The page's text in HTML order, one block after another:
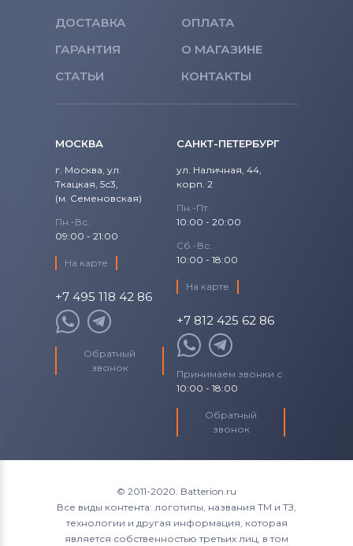
ДОСТАВКА
ОПЛАТА
ГАРАНТИЯ
О МАГАЗИНЕ
СТАТЬИ
КОНТАКТЫ
МОСКВА
г. Москва, ул.
Ткацкая, 5с3,
(м. Семеновская)
Пн.-Вс.
09:00 - 21:00
На карте
+7 495 118 42 86
Обратный
звонок
САНКТ-ПЕТЕРБУРГ
ул. Наличная, 44,
корп. 2
Пн.-Пт.
10:00 - 20:00
Сб.-Вс.
10:00 - 18:00
На карте
+7 812 425 62 86
Принимаем звонки с
10:00 - 18:00
Обратный
звонок
© 2011-2020. Batterion.ru
Все виды контента: логотипы, названия ТМ и ТЗ,
технологии и другая информация, которая
является собственностью третьих лиц, в том